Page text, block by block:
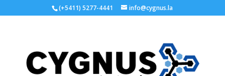
(+5411) 5277-4441 info@cygnus.la